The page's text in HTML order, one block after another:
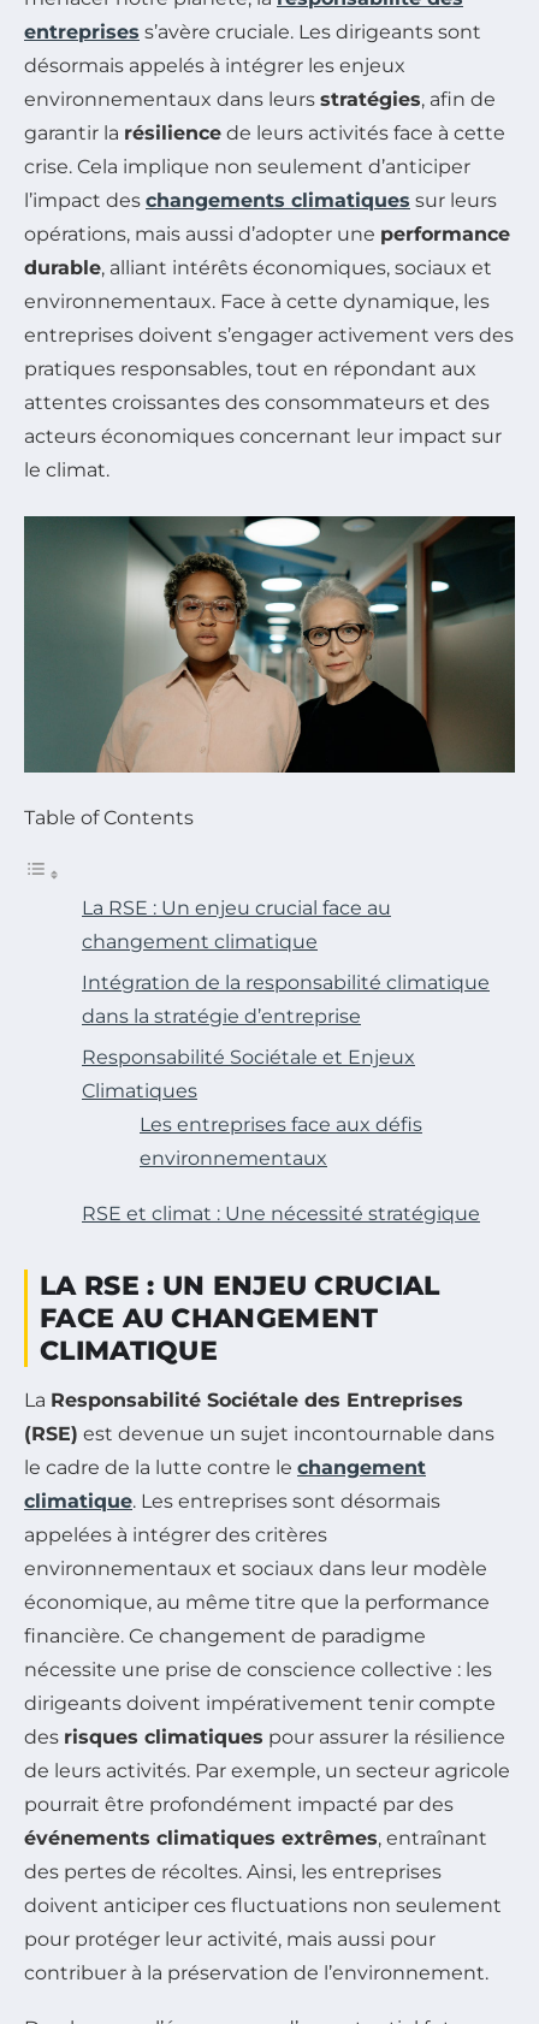
entreprises s’avère cruciale. Les dirigeants sont
désormais appelés à intégrer les enjeux
environnementaux dans leurs stratégies, afin de
garantir la résilience de leurs activités face à cette
crise. Cela implique non seulement d’anticiper
l’impact des changements climatiques sur leurs
opérations, mais aussi d’adopter une performance
durable, alliant intérêts économiques, sociaux et
environnementaux. Face à cette dynamique, les
entreprises doivent s’engager activement vers des
pratiques responsables, tout en répondant aux
attentes croissantes des consommateurs et des
acteurs économiques concernant leur impact sur
le climat.
Table of Contents
La RSE : Un enjeu crucial face au
changement climatique
Intégration de la responsabilité climatique
dans la stratégie d’entreprise
Responsabilité Sociétale et Enjeux
Climatiques
Les entreprises face aux défis
environnementaux
RSE et climat : Une nécessité stratégique
LA RSE : UN ENJEU CRUCIAL
FACE AU CHANGEMENT
CLIMATIQUE
La Responsabilité Sociétale des Entreprises
(RSE) est devenue un sujet incontournable dans
le cadre de la lutte contre le changement
climatique. Les entreprises sont désormais
appelées à intégrer des critères
environnementaux et sociaux dans leur modèle
économique, au même titre que la performance
financière. Ce changement de paradigme
nécessite une prise de conscience collective : les
dirigeants doivent impérativement tenir compte
des risques climatiques pour assurer la résilience
de leurs activités. Par exemple, un secteur agricole
pourrait être profondément impacté par des
événements climatiques extrêmes, entraînant
des pertes de récoltes. Ainsi, les entreprises
doivent anticiper ces fluctuations non seulement
pour protéger leur activité, mais aussi pour
contribuer à la préservation de l’environnement.